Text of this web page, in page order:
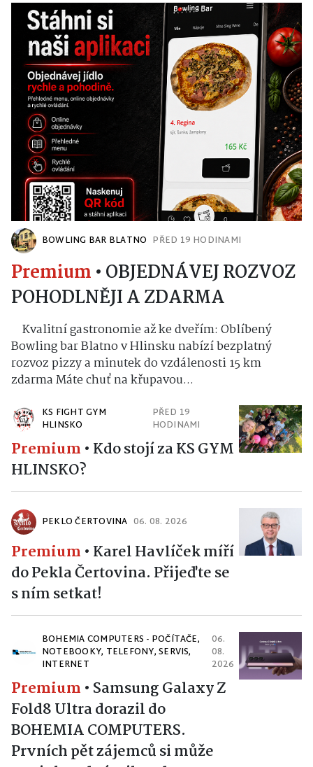
BOWLING BAR BLATNO PŘED 19 HODINAMI
Premium • OBJEDNÁVEJ ROZVOZ
POHODLNĚJI A ZDARMA
Kvalitní gastronomie až ke dveřím: Oblíbený
Bowling bar Blatno v Hlinsku nabízí bezplatný
rozvoz pizzy a minutek do vzdálenosti 15 km
zdarma Máte chuť na křupavou...
KS FIGHT GYM
HLINSKO
PŘED 19
HODINAMI
Premium • Kdo stojí za KS GYM
HLINSKO?
PEKLO ČERTOVINA 06. 08. 2026
Premium • Karel Havlíček míří
do Pekla Čertovina. Přijeďte se
s ním setkat!
BOHEMIA COMPUTERS - POČÍTAČE,
NOTEBOOKY, TELEFONY, SERVIS,
INTERNET
06.
08.
2026
Premium • Samsung Galaxy Z
Fold8 Ultra dorazil do
BOHEMIA COMPUTERS.
Prvních pět zájemců si může